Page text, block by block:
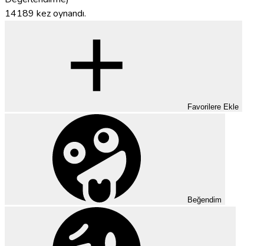
14189 kez oynandı.
Favorilere Ekle
Beğendim